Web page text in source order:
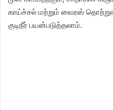
காய்ச்சல் மற்றும் வைரஸ்
குடிநீர் பயன்படுத்தலாம்.